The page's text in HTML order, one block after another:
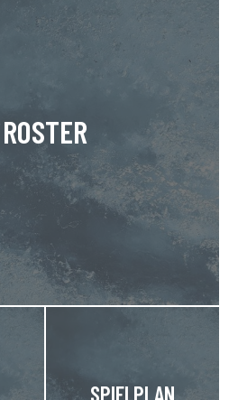
ROSTER
SPIELPLAN